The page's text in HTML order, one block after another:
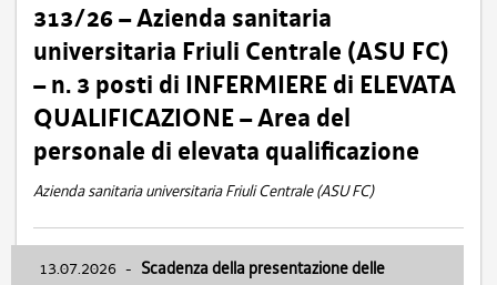
313/26 – Azienda sanitaria
universitaria Friuli Centrale (ASU FC)
– n. 3 posti di INFERMIERE di ELEVATA
QUALIFICAZIONE – Area del
personale di elevata qualificazione
Azienda sanitaria universitaria Friuli Centrale (ASU FC)
13.07.2026 - Scadenza della presentazione delle